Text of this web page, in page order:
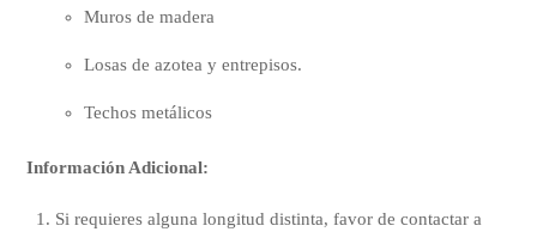
Muros de madera
Losas de azotea y entrepisos.
Techos metálicos
Información Adicional:
Si requieres alguna longitud distinta, favor de contactar a